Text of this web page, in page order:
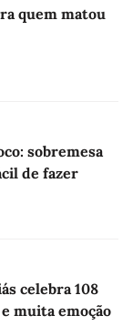
quem matou
sobremesa
de fazer
celebra 108
muita emoção